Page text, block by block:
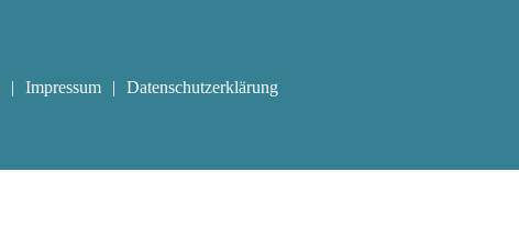
Impressum Datenschutzerklärung